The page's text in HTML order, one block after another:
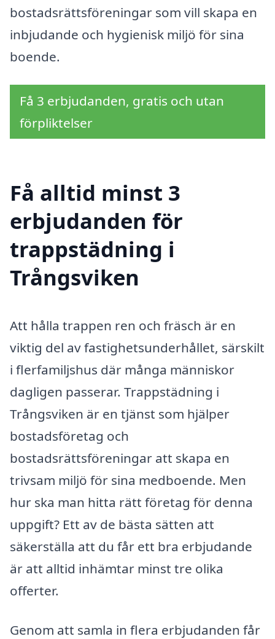
bostadsrättsföreningar som vill skapa en
inbjudande och hygienisk miljö för sina
boende.
Få 3 erbjudanden, gratis och utan
förpliktelser
Få alltid minst 3
erbjudanden för
trappstädning i
Trångsviken
Att hålla trappen ren och fräsch är en
viktig del av fastighetsunderhållet, särskilt
i flerfamiljshus där många människor
dagligen passerar. Trappstädning i
Trångsviken är en tjänst som hjälper
bostadsföretag och
bostadsrättsföreningar att skapa en
trivsam miljö för sina medboende. Men
hur ska man hitta rätt företag för denna
uppgift? Ett av de bästa sätten att
säkerställa att du får ett bra erbjudande
är att alltid inhämtar minst tre olika
offerter.
Genom att samla in flera erbjudanden får